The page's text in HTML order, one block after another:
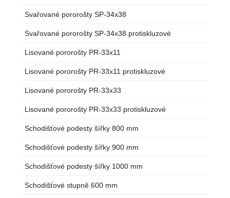
Svařované pororošty SP-34x38
Svařované pororošty SP-34x38 protiskluzové
Lisované pororošty PR-33x11
Lisované pororošty PR-33x11 protiskluzové
Lisované pororošty PR-33x33
Lisované pororošty PR-33x33 protiskluzové
Schodišťové podesty šířky 800 mm
Schodišťové podesty šířky 900 mm
Schodišťové podesty šířky 1000 mm
Schodišťové stupně 600 mm